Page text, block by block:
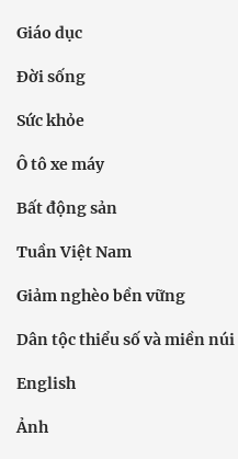
Giáo dục
Đời sống
Sức khỏe
Ô tô xe máy
Bất động sản
Tuần Việt Nam
Giảm nghèo bền vững
Dân tộc thiểu số và miền núi
English
Ảnh